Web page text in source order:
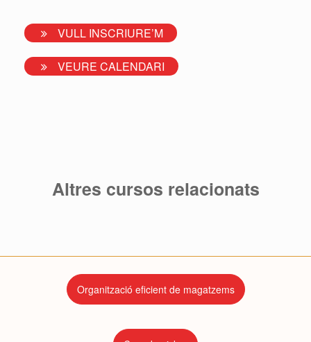
VULL INSCRIURE’M
VEURE CALENDARI
Altres cursos relacionats
Organització eficient de magatzems